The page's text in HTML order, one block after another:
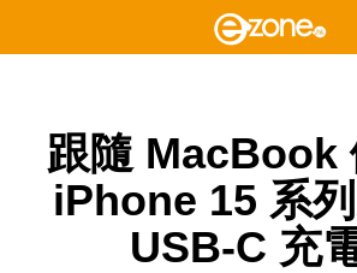
跟隨 MacBook
iPhone 15 系
USB-C 充